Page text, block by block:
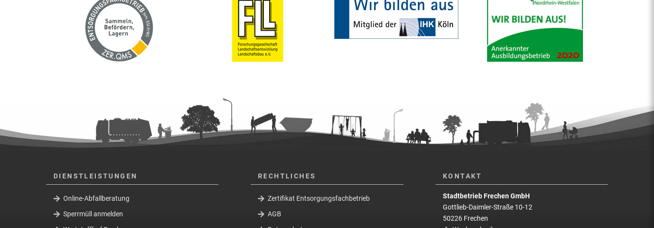
DIENSTLEISTUNGEN
Online-Abfallberatung
Sperrmüll anmelden
RECHTLICHES
Zertifikat Entsorgungsfachbetrieb
AGB
KONTAKT
Stadtbetrieb Frechen GmbH
Gottlieb-Daimler-Straße 10-12
50226 Frechen